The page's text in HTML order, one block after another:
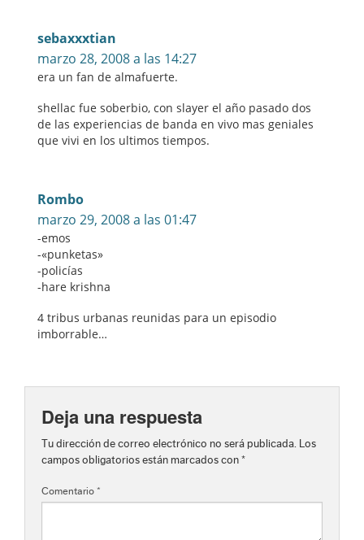
sebaxxxtian
marzo 28, 2008 a las 14:27
era un fan de almafuerte.
shellac fue soberbio, con slayer el año pasado dos
de las experiencias de banda en vivo mas geniales
que vivi en los ultimos tiempos.
Rombo
marzo 29, 2008 a las 01:47
-emos
-«punketas»
-policías
-hare krishna
4 tribus urbanas reunidas para un episodio
imborrable…
Deja una respuesta
Tu dirección de correo electrónico no será publicada. Los
campos obligatorios están marcados con *
Comentario *